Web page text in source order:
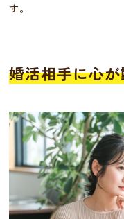
す。
婚活相手に心